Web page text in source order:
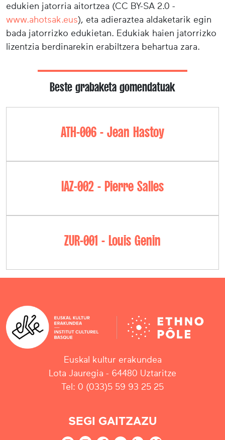
edukien jatorria aitortzea (CC BY-SA 2.0 -
www.ahotsak.eus), eta adieraztea aldaketarik egin
bada jatorrizko edukietan. Edukiak haien jatorrizko
lizentzia berdinarekin erabiltzera behartua zara.
Beste grabaketa gomendatuak
ATH-006 - Jean Hastoy
IAZ-002 - Pierre Salles
ZUR-001 - Louis Genin
Euskal kultur erakundea
Lota Jauregia - 64480 Uztaritze
Tel: 0 (033)5 59 93 25 25
SEGI GAITZAZU